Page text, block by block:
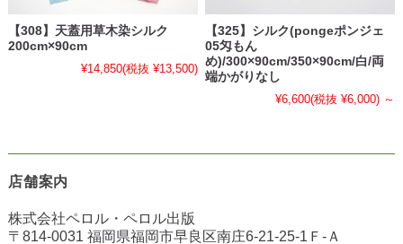
【308】天蓋用草木染シルク
200cm×90cm
¥14,850(税抜 ¥13,500)
【325】シルク(pongeポンジェ
05匁もん
め)/300×90cm/350×90cm/白/両
端かがりなし
¥6,600(税抜 ¥6,000) ～
店舗案内
株式会社ペロル・ペロル出版
〒814-0031 福岡県福岡市早良区南庄6-21-25-1Ｆ-Ａ